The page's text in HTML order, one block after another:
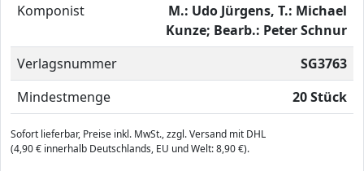
Komponist
M.: Udo Jürgens, T.: Michael
Kunze; Bearb.: Peter Schnur
Verlagsnummer
SG3763
Mindestmenge
20 Stück
Sofort lieferbar, Preise inkl. MwSt., zzgl. Versand mit DHL
(4,90 € innerhalb Deutschlands, EU und Welt: 8,90 €).